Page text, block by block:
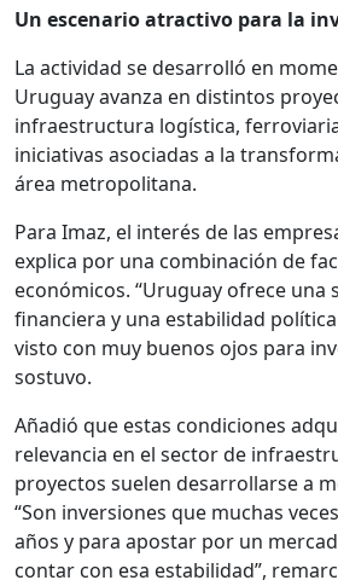
Un escenario atractivo para la
La actividad se desarrolló en
Uruguay avanza en distintos
infraestructura logística,
iniciativas asociadas a la
área metropolitana.
Para Imaz, el interés de las
explica por una combinación de
económicos. “Uruguay ofrece una
financiera y una estabilidad
visto con muy buenos ojos para
sostuvo.
Añadió que estas condiciones
relevancia en el sector de
proyectos suelen desarrollarse a
“Son inversiones que muchas
años y para apostar por un
contar con esa estabilidad”,